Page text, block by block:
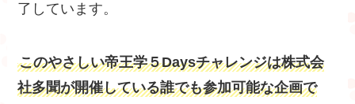
了しています。
このやさしい帝王学５Daysチャレンジは株式会
社多聞が開催している誰でも参加可能な企画で